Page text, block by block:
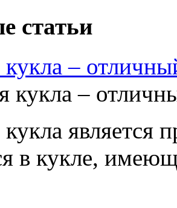
статьи
кукла –
кукла является
в кукле,